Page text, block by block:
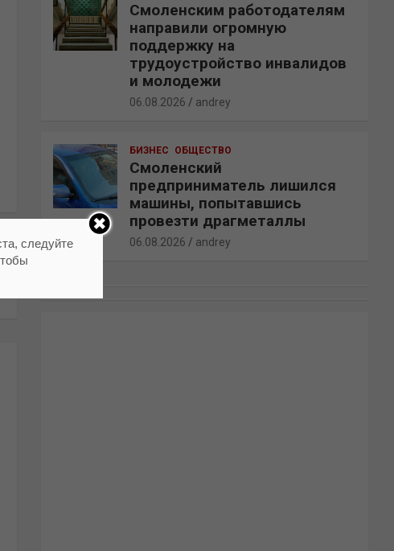
Смоленским работодателям
направили огромную
поддержку на
трудоустройство инвалидов
и молодежи
06.08.2026 andrey
БИЗНЕС ОБЩЕСТВО
Смоленский
предприниматель лишился
машины, попытавшись
провезти драгметаллы
06.08.2026 andrey
следуйте